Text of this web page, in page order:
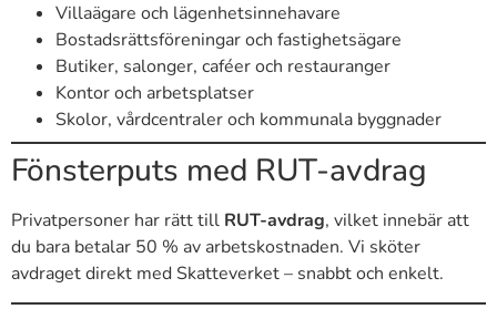
Villaägare och lägenhetsinnehavare
Bostadsrättsföreningar och fastighetsägare
Butiker, salonger, caféer och restauranger
Kontor och arbetsplatser
Skolor, vårdcentraler och kommunala byggnader
Fönsterputs med RUT-avdrag
Privatpersoner har rätt till RUT-avdrag, vilket innebär att
du bara betalar 50 % av arbetskostnaden. Vi sköter
avdraget direkt med Skatteverket – snabbt och enkelt.